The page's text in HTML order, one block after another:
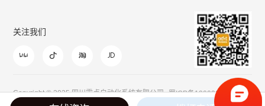
关注我们
   
Copyright © 2025 四川零点自动化系统有限公司 蜀ICP备12003099号
川公网安备51078202110243号